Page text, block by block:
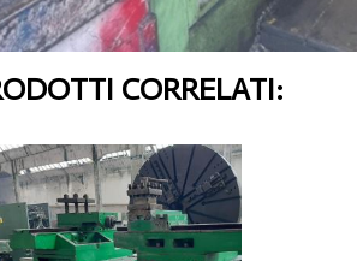
CORRELATI: